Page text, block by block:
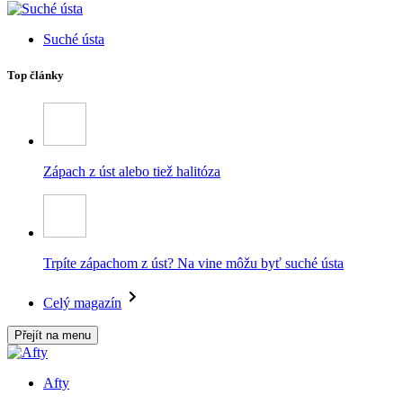
Suché ústa
Top články
Zápach z úst alebo tiež halitóza
Trpíte zápachom z úst? Na vine môžu byť suché ústa
Celý magazín
Přejít na menu
Afty